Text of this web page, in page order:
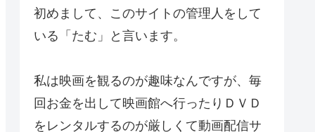
初めまして、このサイトの管理人をして
いる「たむ」と言います。
私は映画を観るのが趣味なんですが、毎
回お金を出して映画館へ行ったりＤＶＤ
をレンタルするのが厳しくて動画配信サ